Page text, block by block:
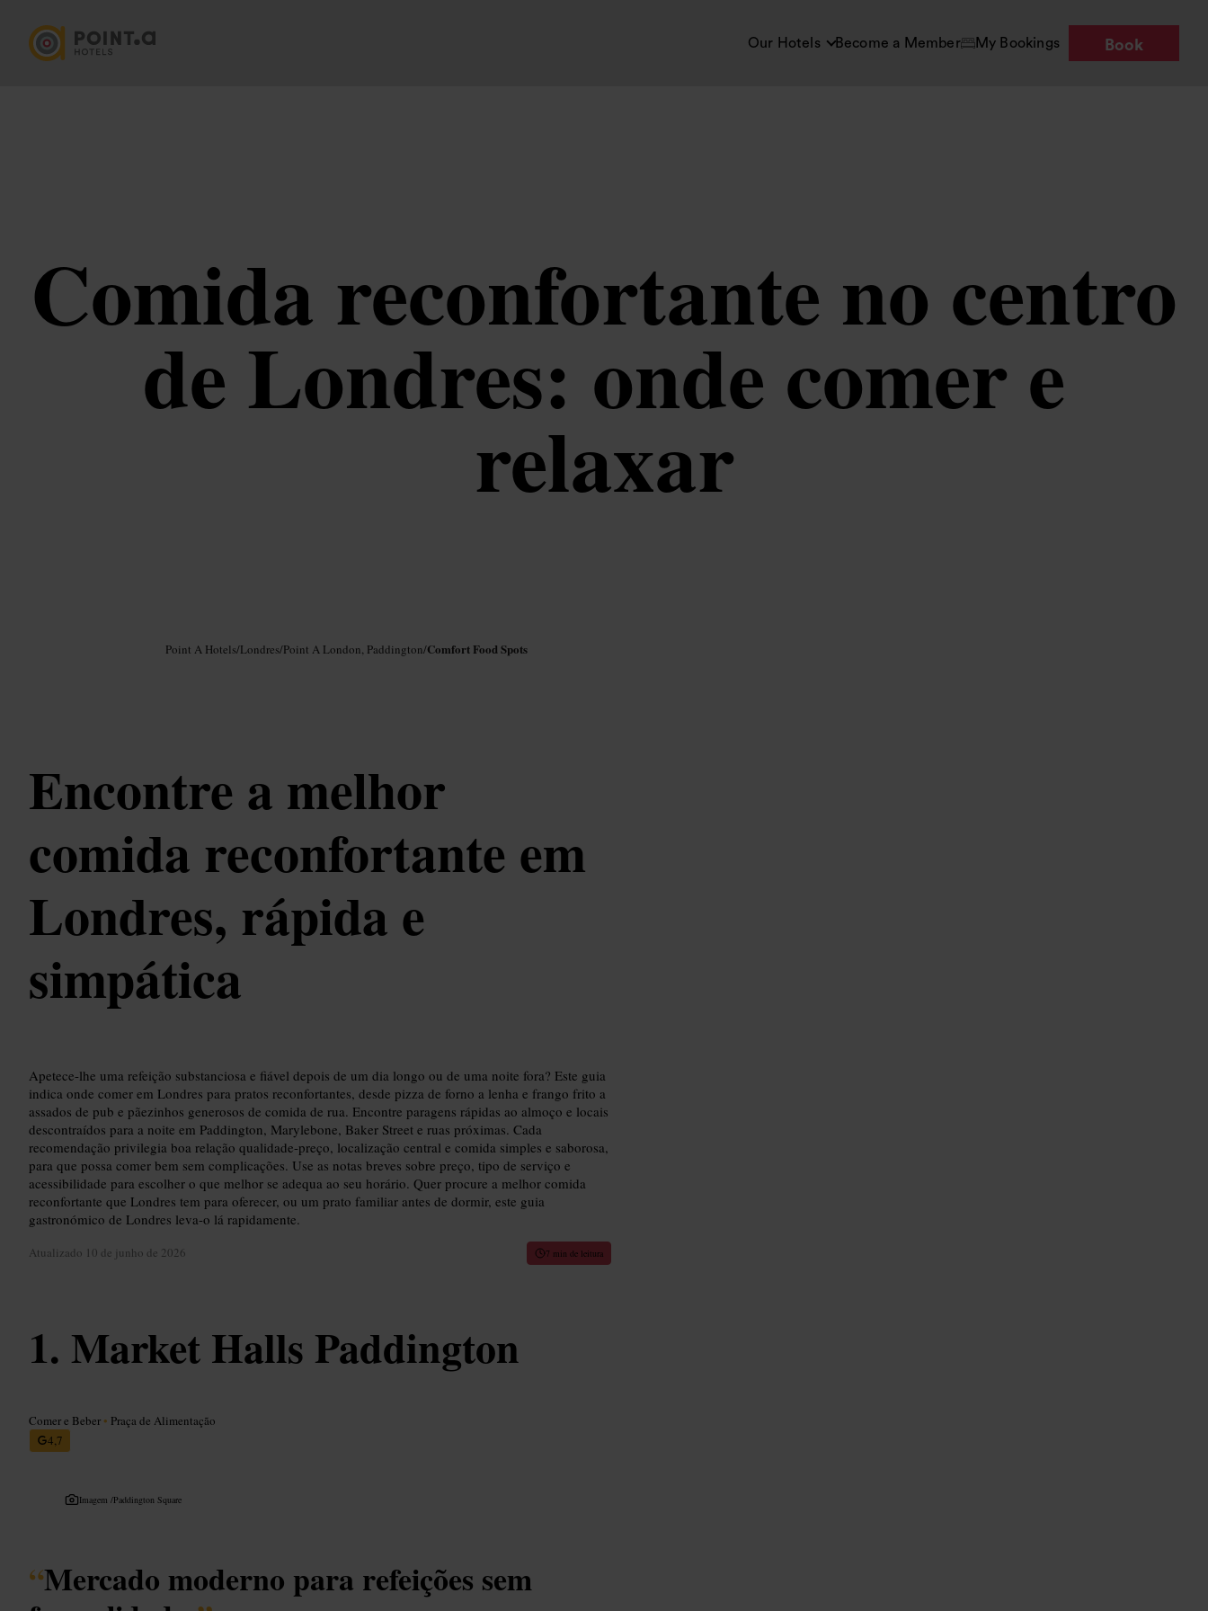
Our Hotels Become a Member My Bookings Book
Comida reconfortante no centro
de Londres: onde comer e
relaxar
Point A Hotels/Londres/Point A London, Paddington/Comfort Food Spots
Encontre a melhor
comida reconfortante em
Londres, rápida e
simpática
Apetece-lhe uma refeição substanciosa e fiável depois de um dia longo ou de uma noite fora? Este guia
indica onde comer em Londres para pratos reconfortantes, desde pizza de forno a lenha e frango frito a
assados de pub e pãezinhos generosos de comida de rua. Encontre paragens rápidas ao almoço e locais
descontraídos para a noite em Paddington, Marylebone, Baker Street e ruas próximas. Cada
recomendação privilegia boa relação qualidade-preço, localização central e comida simples e saborosa,
para que possa comer bem sem complicações. Use as notas breves sobre preço, tipo de serviço e
acessibilidade para escolher o que melhor se adequa ao seu horário. Quer procure a melhor comida
reconfortante que Londres tem para oferecer, ou um prato familiar antes de dormir, este guia
gastronómico de Londres leva-o lá rapidamente.
Atualizado 10 de junho de 2026 7 min de leitura
Market Halls Paddington
Comer e Beber • Praça de Alimentação
4,7
Imagem /Paddington Square
“Mercado moderno para refeições sem